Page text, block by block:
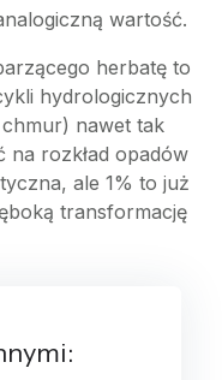
wartość.
herbatę to
hydrologicznych
nawet tak
na rozkład opadów
ale 1% to już
transformację